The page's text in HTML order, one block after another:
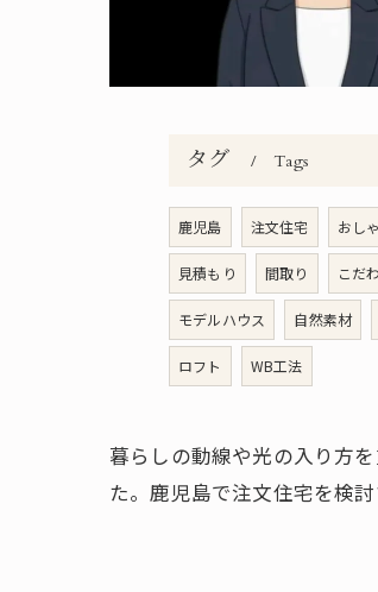
タグ Tags
鹿児島 注文住宅 おし
見積もり 間取り こだ
モデルハウス 自然素材
ロフト WB工法
暮らしの動線や光の入り方
た。鹿児島で注文住宅を検